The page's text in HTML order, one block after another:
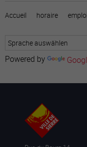
Accueil horaire emploi
Powered by